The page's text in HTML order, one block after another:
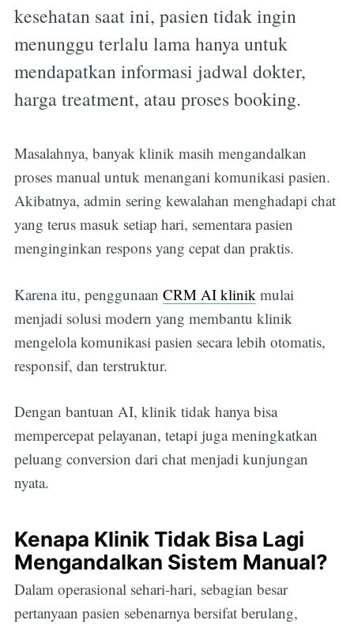
kesehatan saat ini, pasien tidak ingin
menunggu terlalu lama hanya untuk
mendapatkan informasi jadwal dokter,
harga treatment, atau proses booking.
Masalahnya, banyak klinik masih mengandalkan
proses manual untuk menangani komunikasi pasien.
Akibatnya, admin sering kewalahan menghadapi chat
yang terus masuk setiap hari, sementara pasien
menginginkan respons yang cepat dan praktis.
Karena itu, penggunaan CRM AI klinik mulai
menjadi solusi modern yang membantu klinik
mengelola komunikasi pasien secara lebih otomatis,
responsif, dan terstruktur.
Dengan bantuan AI, klinik tidak hanya bisa
mempercepat pelayanan, tetapi juga meningkatkan
peluang conversion dari chat menjadi kunjungan
nyata.
Kenapa Klinik Tidak Bisa Lagi
Mengandalkan Sistem Manual?
Dalam operasional sehari-hari, sebagian besar
pertanyaan pasien sebenarnya bersifat berulang,